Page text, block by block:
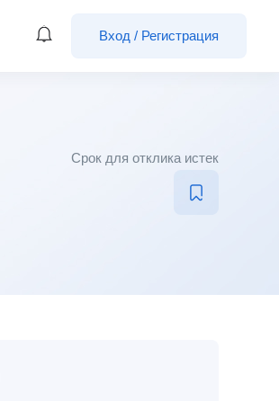
Вход / Регистрация
Срок для отклика истек